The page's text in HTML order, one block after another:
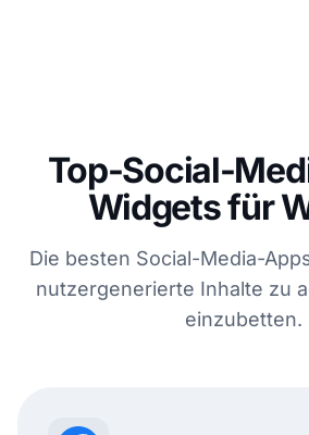
Top-Social-
Widgets für
Die besten Social-Media-
nutzergenerierte Inhalte zu
einzubetten.